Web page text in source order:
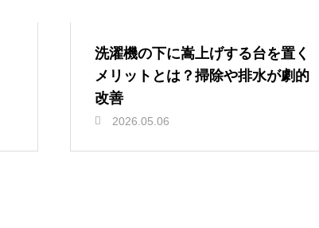
洗濯機の下に嵩上げする台を置く
メリットとは？掃除や排水が劇的
改善
2026.05.06